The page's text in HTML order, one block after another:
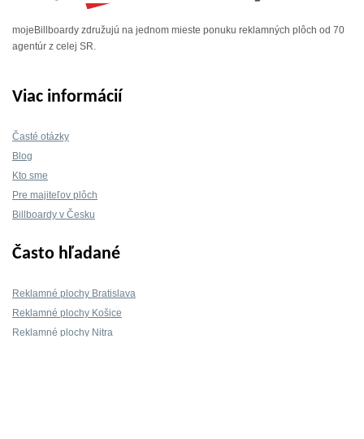
mojeBillboardy združujú na jednom mieste ponuku reklamných plôch od 70
agentúr z celej SR.
Viac informácií
Časté otázky
Blog
Kto sme
Pre majiteľov plôch
Billboardy v Česku
Často hľadané
Reklamné plochy Bratislava
Reklamné plochy Košice
Reklamné plochy Nitra